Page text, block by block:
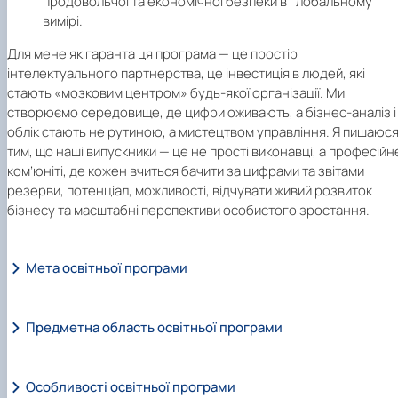
Мета освітньої програми
Предметна область освітньої програми
Галузь знань D«Бізнес, адміністрування та право»
Особливості освітньої програми
вимірі.
Для мене як гаранта ця програма — це простір
інтелектуального партнерства, це інвестиція в людей, які
стають «мозковим центром» будь-якої організації. Ми
створюємо середовище, де цифри оживають, а бізнес-аналіз і
облік стають не рутиною, а мистецтвом управління. Я пишаюся
тим, що наші випускники — це не прості виконавці, а
ком’юніті, де кожен вчиться бачити за цифрами та звітами
резерви, потенціал, можливості, відчувати живий розвиток
бізнесу та масштабні перспективи особистого зростання.